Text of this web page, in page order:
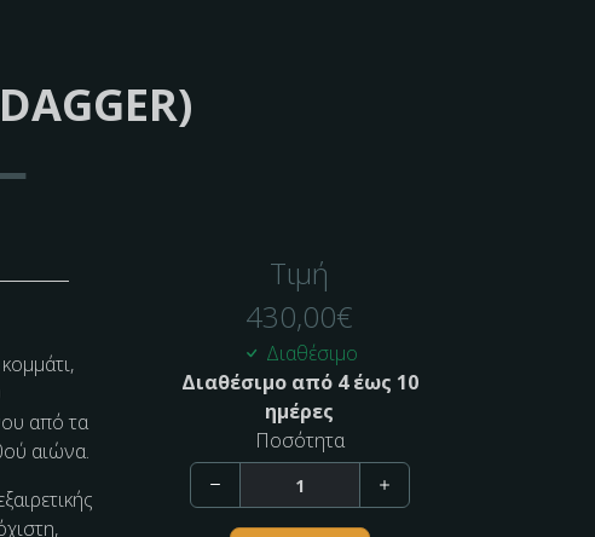
από τα
αιώνα.
Τιμή
430,00€
Διαθέσιμο
Διαθέσιμο από 4 έως 10
ημέρες
Ποσότητα